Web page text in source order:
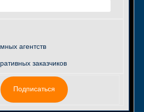
агентств
заказчиков
Подписаться